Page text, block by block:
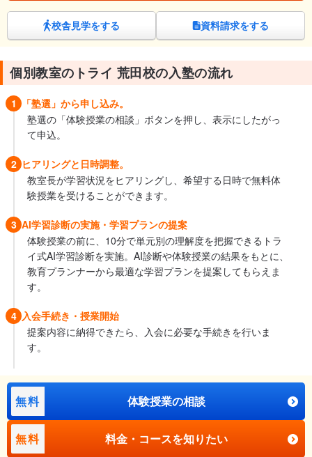
校舎見学をする 資料請求をする
個別教室のトライ 荒田校の入塾の流れ
1
「塾選」から申し込み。
塾選の「体験授業の相談」ボタンを押し、表示にしたがっ
て申込。
2 ヒアリングと日時調整。
教室長が学習状況をヒアリングし、希望する日時で無料体
験授業を受けることができます。
3 AI学習診断の実施・学習プランの提案
体験授業の前に、10分で単元別の理解度を把握できるトラ
イ式AI学習診断を実施。AI診断や体験授業の結果をもとに、
教育プランナーから最適な学習プランを提案してもらえま
す。
4 入会手続き・授業開始
提案内容に納得できたら、入会に必要な手続きを行いま
す。
無料 体験授業の相談
無料 料金・コースを知りたい